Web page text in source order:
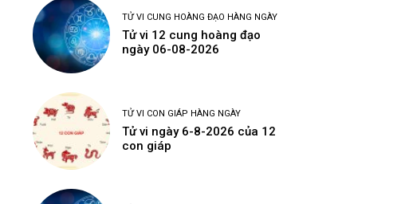
TỬ VI CUNG HOÀNG ĐẠO HÀNG NGÀY
Tử vi 12 cung hoàng đạo
ngày 06-08-2026
TỬ VI CON GIÁP HÀNG NGÀY
Tử vi ngày 6-8-2026 của 12
con giáp